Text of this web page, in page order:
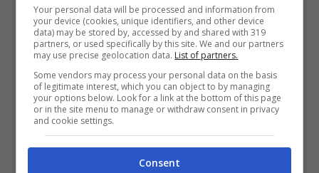
visto come una sorta diDon Giovanni,
costantemente ammaliato dal fascino
femminile, peculiarità che senz’altro non gli
ha reso la vita di coppia facile. Lui stesso
ha ammesso di
mentre era suo marito.
Your personal data will be processed and information from
your device (cookies, unique identifiers, and other device
data) may be stored by, accessed by and shared with 319
partners, or used specifically by this site. We and our partners
may use precise geolocation data. List of partners.
Some vendors may process your personal data on the basis
of legitimate interest, which you can object to by managing
your options below. Look for a link at the bottom of this page
or in the site menu to manage or withdraw consent in privacy
and cookie settings.
Consent